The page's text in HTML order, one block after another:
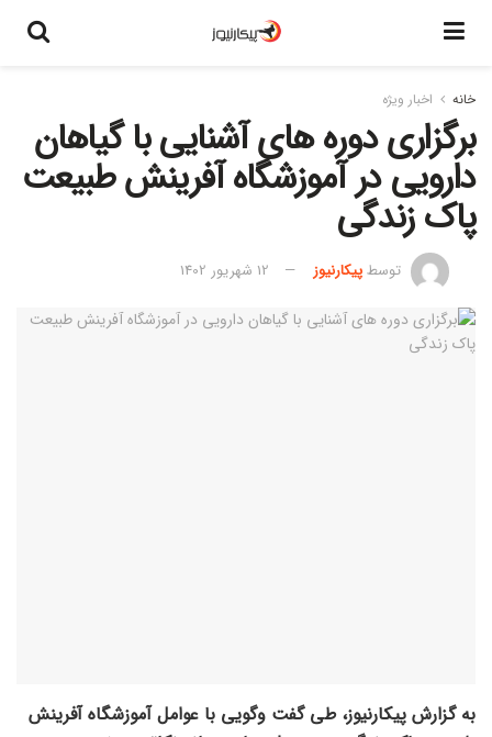
خانه اخبار ویژه
برگزاری دوره های آشنایی با گیاهان
دارویی در آموزشگاه آفرینش طبیعت
پاک زندگی
توسطپیکارنیوز 12 شهریور 1402
به گزارش پیکارنیوز، طی گفت وگویی با عوامل آموزشگاه آفرینش